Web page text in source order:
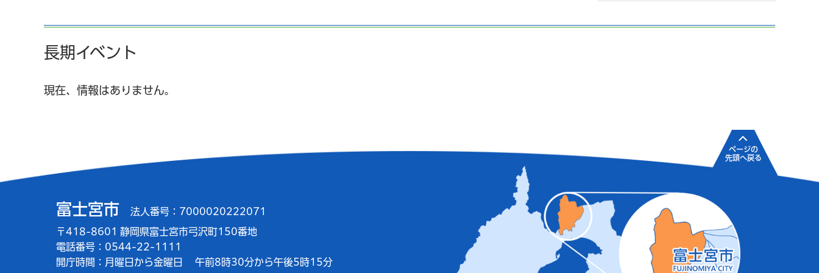
長期イベント
現在、情報はありません。
富士宮市 法人番号：7000020222071
〒418-8601 静岡県富士宮市弓沢町150番地
電話番号：0544-22-1111
開庁時間： 月曜日から金曜日 午前8時30分から午後5時15分
ページの
先頭へ戻る